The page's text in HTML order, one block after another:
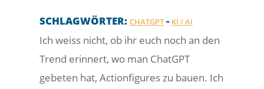
SCHLAGWÖRTER:CHATGPT- KI / AI
Ich weiss nicht, ob ihr euch noch an den
Trend erinnert, wo man ChatGPT
gebeten hat, Actionfigures zu bauen. Ich